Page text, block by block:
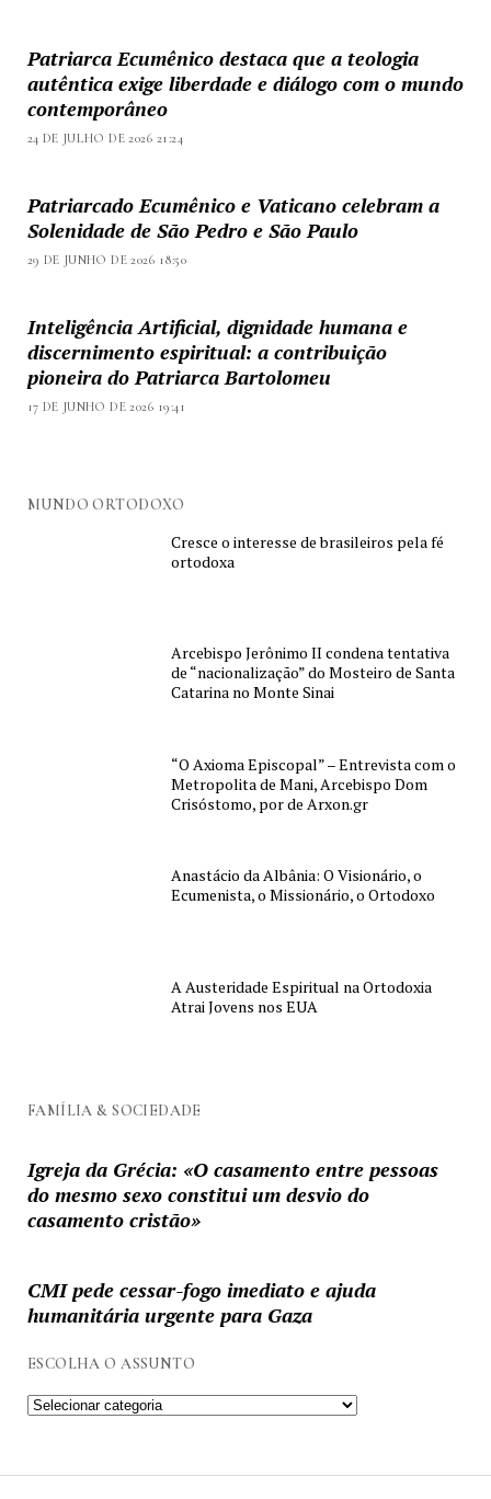
Patriarca Ecumênico destaca que a teologia
autêntica exige liberdade e diálogo com o mundo
contemporâneo
24 DE JULHO DE 2026 21:24
Patriarcado Ecumênico e Vaticano celebram a
Solenidade de São Pedro e São Paulo
29 DE JUNHO DE 2026 18:50
Inteligência Artificial, dignidade humana e
discernimento espiritual: a contribuição
pioneira do Patriarca Bartolomeu
17 DE JUNHO DE 2026 19:41
MUNDO ORTODOXO
Cresce o interesse de brasileiros pela fé
ortodoxa
Arcebispo Jerônimo II condena tentativa
de “nacionalização” do Mosteiro de Santa
Catarina no Monte Sinai
“O Axioma Episcopal” – Entrevista com o
Metropolita de Mani, Arcebispo Dom
Crisóstomo, por de Arxon.gr
Anastácio da Albânia: O Visionário, o
Ecumenista, o Missionário, o Ortodoxo
A Austeridade Espiritual na Ortodoxia
Atrai Jovens nos EUA
FAMÍLIA & SOCIEDADE
Igreja da Grécia: «O casamento entre pessoas
do mesmo sexo constitui um desvio do
casamento cristão»
CMI pede cessar-fogo imediato e ajuda
humanitária urgente para Gaza
ESCOLHA O ASSUNTO